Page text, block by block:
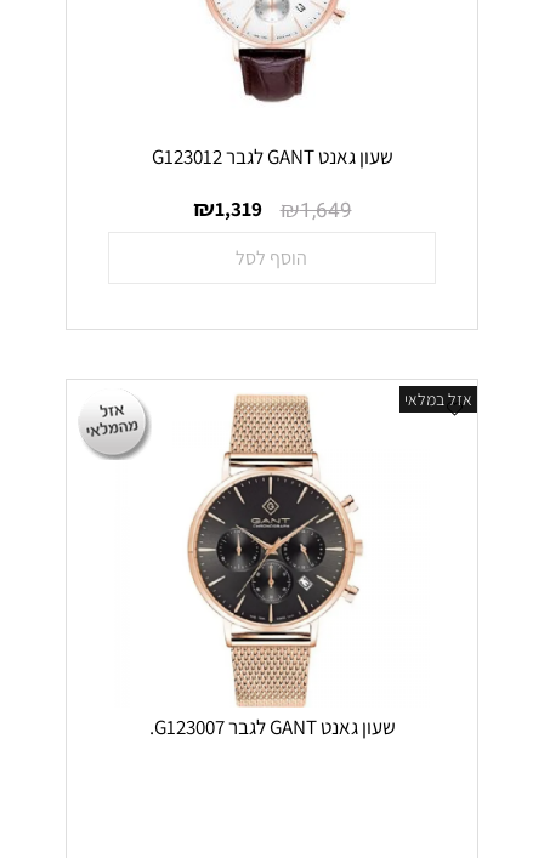
שעון גאנט GANT לגבר G123012
₪1,649
₪1,319
הוסף לסל
אזל במלאי
שעון גאנט GANT לגבר G123007.